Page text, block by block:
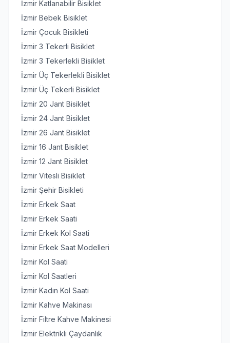
İzmir Katlanabilir Bisiklet
İzmir Bebek Bisiklet
İzmir Çocuk Bisikleti
İzmir 3 Tekerli Bisiklet
İzmir 3 Tekerlekli Bisiklet
İzmir Üç Tekerlekli Bisiklet
İzmir Üç Tekerli Bisiklet
İzmir 20 Jant Bisiklet
İzmir 24 Jant Bisiklet
İzmir 26 Jant Bisiklet
İzmir 16 Jant Bisiklet
İzmir 12 Jant Bisiklet
İzmir Vitesli Bisiklet
İzmir Şehir Bisikleti
İzmir Erkek Saat
İzmir Erkek Saati
İzmir Erkek Kol Saati
İzmir Erkek Saat Modelleri
İzmir Kol Saati
İzmir Kol Saatleri
İzmir Kadın Kol Saati
İzmir Kahve Makinası
İzmir Filtre Kahve Makinesi
İzmir Elektrikli Çaydanlık